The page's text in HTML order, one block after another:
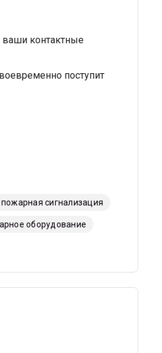
ваши контактные
поступит
сигнализация
оборудование